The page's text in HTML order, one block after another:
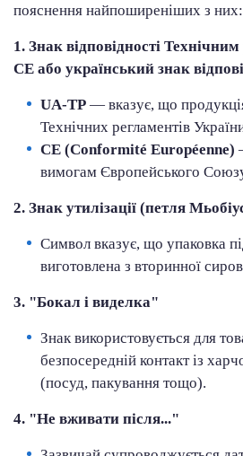
пояснення найпоширеніших з них:
1. Знак відповідності
СЕ або український знак
UA-ТР — вказує, що
Технічних регламентів
CE (Conformité Européenne)
вимогам Європейського
2. Знак утилізації (петля
Символ вказує, що упаковка
виготовлена з вторинної
3. "Бокал і виделка"
Знак використовується для
безпосередній контакт із
(посуд, пакування тощо).
4. "Не вживати після..."